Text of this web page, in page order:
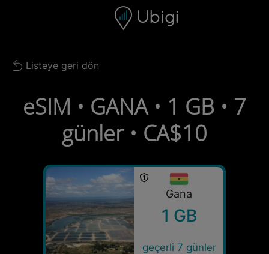
Gezinme çubuğu Alt bilgi
Back to list
Listeye geri dön
eSIM • GANA • 1 GB • 7
günler • CA$10
Gana
1 GB
geçerli 7 günler